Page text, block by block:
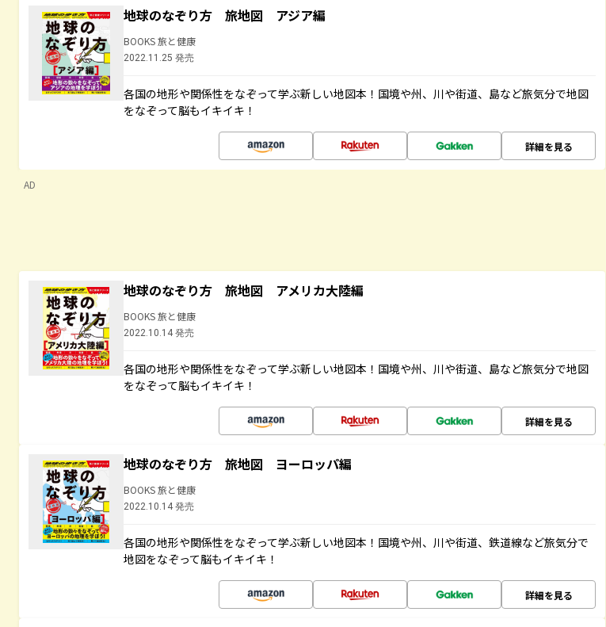
地球のなぞり方 旅地図 アジア編
BOOKS 旅と健康
2022.11.25 発売
各国の地形や関係性をなぞって学ぶ新しい地図本！国境や州、川や街道、島など旅気分で地図
をなぞって脳もイキイキ！
詳細を見る
AD
地球のなぞり方 旅地図 アメリカ大陸編
BOOKS 旅と健康
2022.10.14 発売
各国の地形や関係性をなぞって学ぶ新しい地図本！国境や州、川や街道、島など旅気分で地図
をなぞって脳もイキイキ！
詳細を見る
地球のなぞり方 旅地図 ヨーロッパ編
BOOKS 旅と健康
2022.10.14 発売
各国の地形や関係性をなぞって学ぶ新しい地図本！国境や州、川や街道、鉄道線など旅気分で
地図をなぞって脳もイキイキ！
詳細を見る